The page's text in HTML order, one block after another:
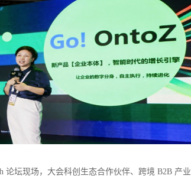
论坛现场，大会科创生态合作伙伴、跨境 B2B 产业